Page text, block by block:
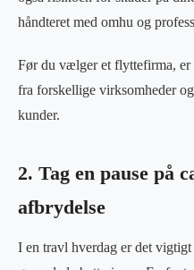
håndteret med omhu og
Før du vælger et flyttefirma, er
fra forskellige virksomheder
kunder.
2. Tag en pause på
afbrydelse
I en travl hverdag er det